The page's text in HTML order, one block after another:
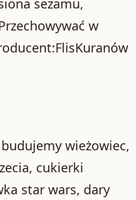
sezamu,
w
wieżowiec,
cukierki
star wars, dary